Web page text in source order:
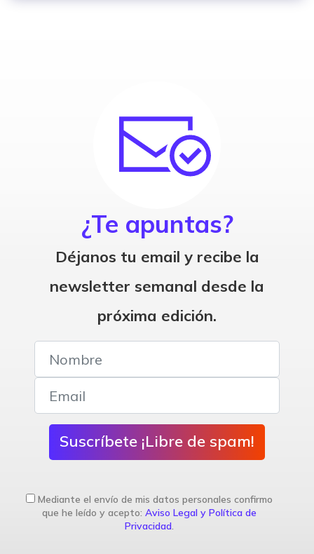
¿Te apuntas?
Déjanos tu email y recibe la
newsletter semanal desde la
próxima edición.
Suscríbete ¡Libre de spam!
Mediante el envío de mis datos personales confirmo
que he leído y acepto: Aviso Legal y Política de
Privacidad.